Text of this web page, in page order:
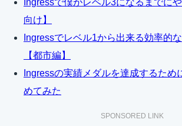
向け】
Ingressでレベル1から出来る効率的
【都市編】
Ingressの実績メダルを達成するため
めてみた
SPONSORED LINK